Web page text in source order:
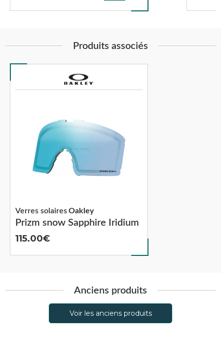
Produits associés
Prizm snow Sapphire Iridium
Verres solairesOakley
115.00
Anciens produits
Voir les anciens produits